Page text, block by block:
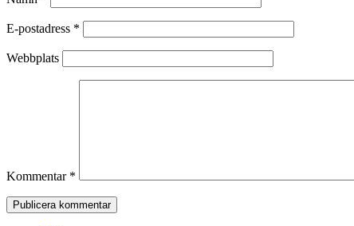
E-postadress *
Webbplats
Kommentar *